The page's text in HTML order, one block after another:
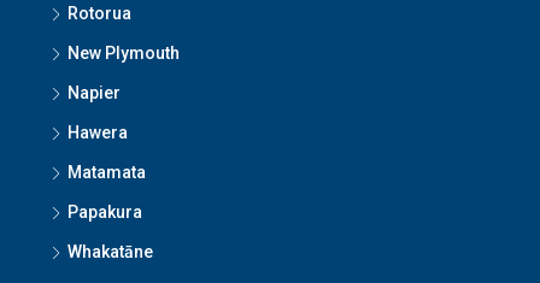
Rotorua
New Plymouth
Napier
Hawera
Matamata
Papakura
Whakatāne